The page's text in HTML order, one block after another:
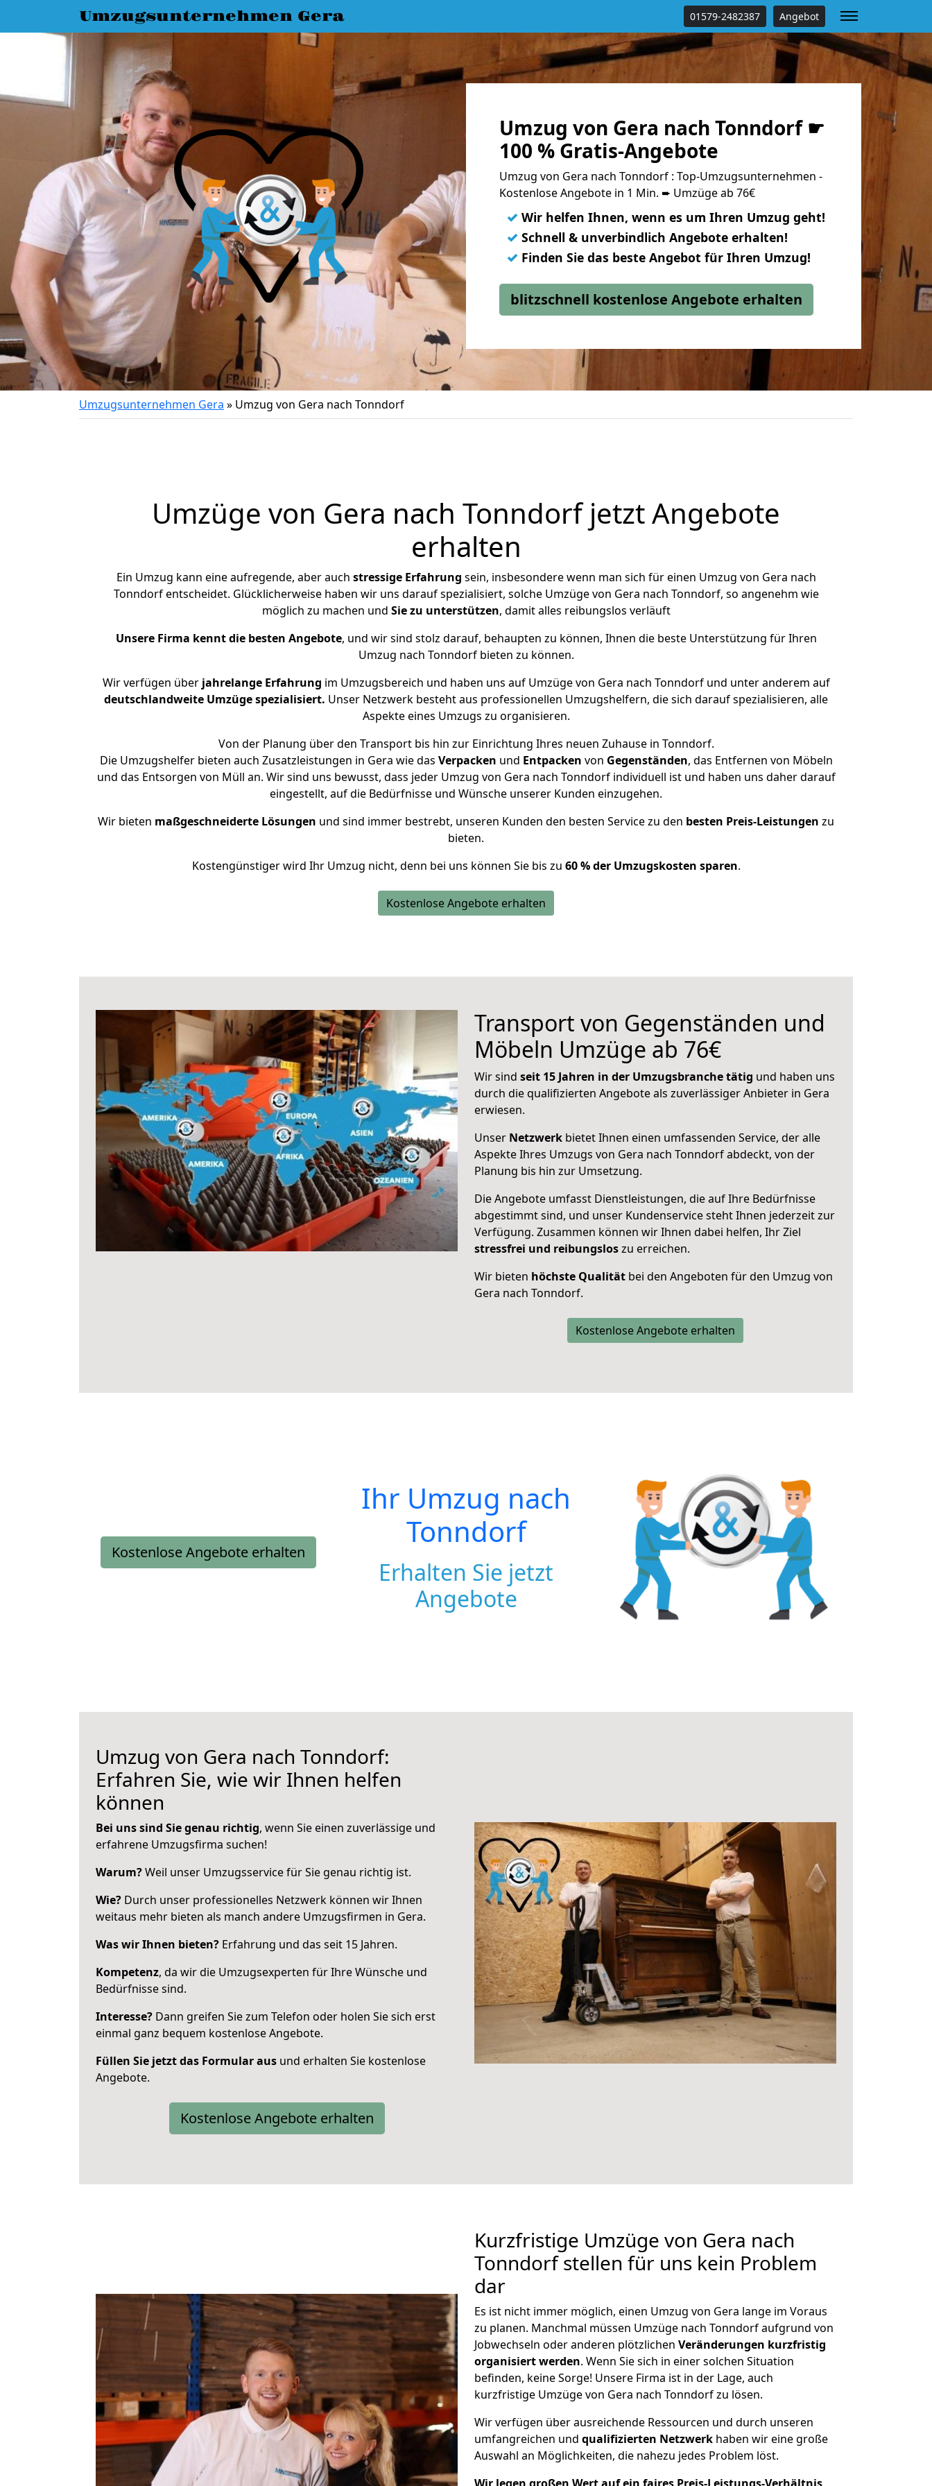
Umzugsunternehmen Gera 01579-2482387 Angebot
Umzug von Gera nach Tonndorf ☛
100 % Gratis-Angebote
Umzug von Gera nach Tonndorf : Top-Umzugsunternehmen -
Kostenlose Angebote in 1 Min. ➨ Umzüge ab 76€
✓ Wir helfen Ihnen, wenn es um Ihren Umzug geht!
✓ Schnell & unverbindlich Angebote erhalten!
✓ Finden Sie das beste Angebot für Ihren Umzug!
blitzschnell kostenlose Angebote erhalten
Umzugsunternehmen Gera » Umzug von Gera nach Tonndorf
Umzüge von Gera nach Tonndorf jetzt Angebote
erhalten
Ein Umzug kann eine aufregende, aber auch stressige Erfahrung sein, insbesondere wenn man sich für einen Umzug von Gera nach
Tonndorf entscheidet. Glücklicherweise haben wir uns darauf spezialisiert, solche Umzüge von Gera nach Tonndorf, so angenehm wie
möglich zu machen und Sie zu unterstützen, damit alles reibungslos verläuft
Unsere Firma kennt die besten Angebote, und wir sind stolz darauf, behaupten zu können, Ihnen die beste Unterstützung für Ihren
Umzug nach Tonndorf bieten zu können.
Wir verfügen überjahrelange Erfahrung im Umzugsbereich und haben uns auf Umzüge von Gera nach Tonndorf und unter anderem auf
deutschlandweite Umzüge spezialisiert. Unser Netzwerk besteht aus professionellen Umzugshelfern, die sich darauf spezialisieren, alle
Aspekte eines Umzugs zu organisieren.
Von der Planung über den Transport bis hin zur Einrichtung Ihres neuen Zuhause in Tonndorf.
Die Umzugshelfer bieten auch Zusatzleistungen in Gera wie das Verpacken und Entpacken von Gegenständen, das Entfernen von Möbeln
und das Entsorgen von Müll an. Wir sind uns bewusst, dass jeder Umzug von Gera nach Tonndorf individuell ist und haben uns daher darauf
eingestellt, auf die Bedürfnisse und Wünsche unserer Kunden einzugehen.
Wir bieten maßgeschneiderte Lösungen und sind immer bestrebt, unseren Kunden den besten Service zu den besten Preis-Leistungen zu
bieten.
Kostengünstiger wird Ihr Umzug nicht, denn bei uns können Sie bis zu 60 % der Umzugskosten sparen.
Kostenlose Angebote erhalten
Transport von Gegenständen und
Möbeln Umzüge ab 76€
Wir sind seit 15 Jahren in der Umzugsbranche tätig und haben uns
durch die qualifizierten Angebote als zuverlässiger Anbieter in Gera
erwiesen.
Unser Netzwerk bietet Ihnen einen umfassenden Service, der alle
Aspekte Ihres Umzugs von Gera nach Tonndorf abdeckt, von der
Planung bis hin zur Umsetzung.
Die Angebote umfasst Dienstleistungen, die auf Ihre Bedürfnisse
abgestimmt sind, und unser Kundenservice steht Ihnen jederzeit zur
Verfügung. Zusammen können wir Ihnen dabei helfen, Ihr Ziel
stressfrei und reibungsloszu erreichen.
Wir bieten höchste Qualität bei den Angeboten für den Umzug von
Gera nach Tonndorf.
Kostenlose Angebote erhalten
Kostenlose Angebote erhalten
Ihr Umzug nach
Tonndorf
Erhalten Sie jetzt
Angebote
Umzug von Gera nach Tonndorf:
Erfahren Sie, wie wir Ihnen helfen
können
Bei uns sind Sie genau richtig, wenn Sie einen zuverlässige und
erfahrene Umzugsfirma suchen!
Warum?Weil unser Umzugsservice für Sie genau richtig ist.
Wie? Durch unser professionelles Netzwerk können wir Ihnen
weitaus mehr bieten als manch andere Umzugsfirmen in Gera.
Was wir Ihnen bieten? Erfahrung und das seit 15 Jahren.
Kompetenz, da wir die Umzugsexperten für Ihre Wünsche und
Bedürfnisse sind.
Interesse? Dann greifen Sie zum Telefon oder holen Sie sich erst
einmal ganz bequem kostenlose Angebote.
Füllen Sie jetzt das Formular aus und erhalten Sie kostenlose
Angebote.
Kostenlose Angebote erhalten
Kurzfristige Umzüge von Gera nach
Tonndorf stellen für uns kein Problem
dar
Es ist nicht immer möglich, einen Umzug von Gera lange im Voraus
zu planen. Manchmal müssen Umzüge nach Tonndorf aufgrund von
Jobwechseln oder anderen plötzlichen Veränderungen kurzfristig
organisiert werden. Wenn Sie sich in einer solchen Situation
befinden, keine Sorge! Unsere Firma ist in der Lage, auch
kurzfristige Umzüge von Gera nach Tonndorf zu lösen.
Wir verfügen über ausreichende Ressourcen und durch unseren
umfangreichen und qualifizierten Netzwerk haben wir eine große
Auswahl an Möglichkeiten, die nahezu jedes Problem löst.